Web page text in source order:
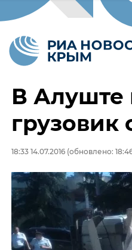
В Алуште
грузовик
18:33 14.07.2016 (обновлено: